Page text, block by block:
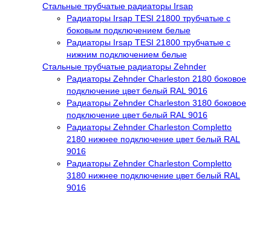
Стальные трубчатые радиаторы Irsap
Радиаторы Irsap TESI 21800 трубчатые с
боковым подключением белые
Радиаторы Irsap TESI 21800 трубчатые с
нижним подключением белые
Стальные трубчатые радиаторы Zehnder
Радиаторы Zehnder Charleston 2180 боковое
подключение цвет белый RAL 9016
Радиаторы Zehnder Charleston 3180 боковое
подключение цвет белый RAL 9016
Радиаторы Zehnder Charleston Completto
2180 нижнее подключение цвет белый RAL
9016
Радиаторы Zehnder Charleston Completto
3180 нижнее подключение цвет белый RAL
9016